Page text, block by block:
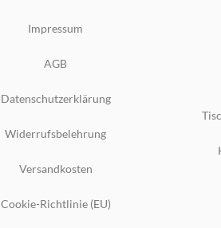
Impressum
AGB
Datenschutzerklärung
Widerrufsbelehrung
Versandkosten
Cookie-Richtlinie (EU)